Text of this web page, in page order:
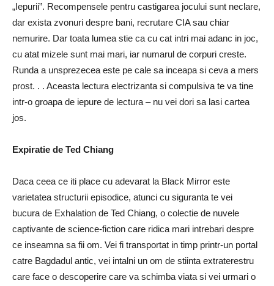
„Iepurii”. Recompensele pentru castigarea jocului sunt neclare,
dar exista zvonuri despre bani, recrutare CIA sau chiar
nemurire. Dar toata lumea stie ca cu cat intri mai adanc in joc,
cu atat mizele sunt mai mari, iar numarul de corpuri creste.
Runda a unsprezecea este pe cale sa inceapa si ceva a mers
prost. . . Aceasta lectura electrizanta si compulsiva te va tine
intr-o groapa de iepure de lectura – nu vei dori sa lasi cartea
jos.
Expiratie de Ted Chiang
Daca ceea ce iti place cu adevarat la Black Mirror este
varietatea structurii episodice, atunci cu siguranta te vei
bucura de Exhalation de Ted Chiang, o colectie de nuvele
captivante de science-fiction care ridica mari intrebari despre
ce inseamna sa fii om. Vei fi transportat in timp printr-un portal
catre Bagdadul antic, vei intalni un om de stiinta extraterestru
care face o descoperire care va schimba viata si vei urmari o